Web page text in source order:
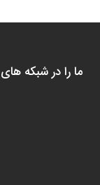
ما را در شبکه